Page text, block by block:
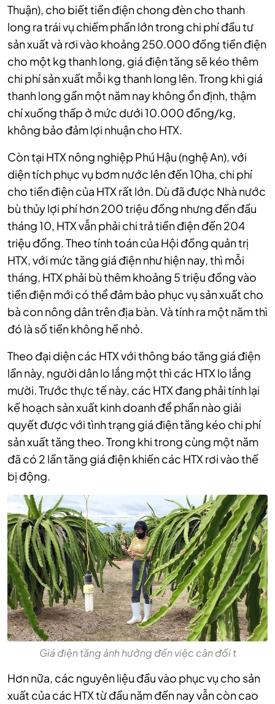
Thuận), cho biết tiền điện chong đèn cho thanh
long ra trái vụ chiếm phần lớn trong chi phí đầu tư
sản xuất và rơi vào khoảng 250.000 đồng tiền điện
cho một kg thanh long, giá điện tăng sẽ kéo thêm
chi phí sản xuất mỗi kg thanh long lên. Trong khi giá
thanh long gần một năm nay không ổn định, thậm
chí xuống thấp ở mức dưới 10.000 đồng/kg,
không bảo đảm lợi nhuận cho HTX.
Còn tại HTX nông nghiệp Phú Hậu (nghệ An), với
diện tích phục vụ bơm nước lên đến 10ha, chi phí
cho tiền điện của HTX rất lớn. Dù đã được Nhà nước
bù thủy lợi phí hơn 200 triệu đồng nhưng đến đầu
tháng 10, HTX vẫn phải chi trả tiền điện đến 204
triệu đồng. Theo tính toán của Hội đồng quản trị
HTX, với mức tăng giá điện như hiện nay, thì mỗi
tháng, HTX phải bù thêm khoảng 5 triệu đồng vào
tiền điện mới có thể đảm bảo phục vụ sản xuất cho
bà con nông dân trên địa bàn. Và tính ra một năm thì
đó là số tiền không hề nhỏ.
Theo đại diện các HTX với thông báo tăng giá điện
lần này, người dân lo lắng một thì các HTX lo lắng
mười. Trước thực tế này, các HTX đang phải tính lại
kế hoạch sản xuất kinh doanh để phần nào giải
quyết được với tình trạng giá điện tăng kéo chi phí
sản xuất tăng theo. Trong khi trong cùng một năm
đã có 2 lần tăng giá điện khiến các HTX rơi vào thế
bị động.
Giá điện tăng ảnh hưởng đến việc cân đối t
Hơn nữa, các nguyên liệu đầu vào phục vụ cho sản
xuất của các HTX từ đầu năm đến nay vẫn còn cao